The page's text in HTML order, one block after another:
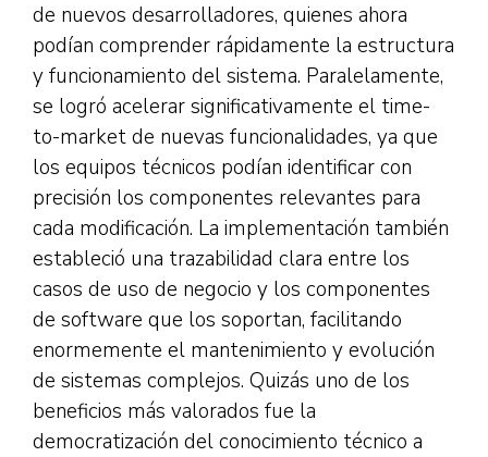
de nuevos desarrolladores, quienes ahora
podían comprender rápidamente la estructura
y funcionamiento del sistema. Paralelamente,
se logró acelerar significativamente el time-
to-market de nuevas funcionalidades, ya que
los equipos técnicos podían identificar con
precisión los componentes relevantes para
cada modificación. La implementación también
estableció una trazabilidad clara entre los
casos de uso de negocio y los componentes
de software que los soportan, facilitando
enormemente el mantenimiento y evolución
de sistemas complejos. Quizás uno de los
beneficios más valorados fue la
democratización del conocimiento técnico a